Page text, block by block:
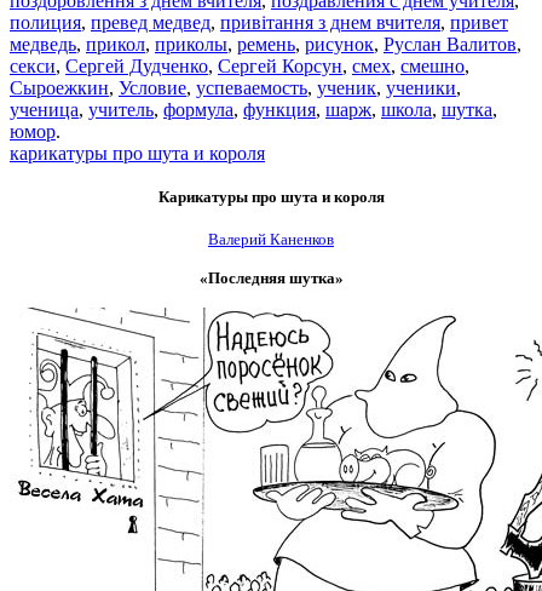
полиция, превед медвед, привітання з днем вчителя, привет
медведь, прикол, приколы, ремень, рисунок, Руслан Валитов,
секси, Сергей Дудченко, Сергей Корсун, смех, смешно,
Сыроежкин, Условие, успеваемость, ученик, ученики,
ученица, учитель, формула, функция, шарж, школа, шутка,
юмор.
карикатуры про шута и короля
Карикатуры про шута и короля
Валерий Каненков
«Последняя шутка»